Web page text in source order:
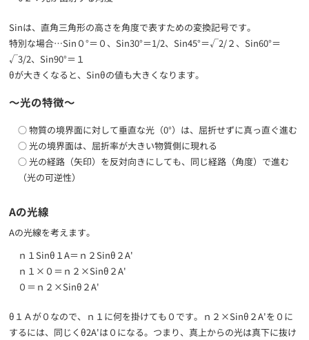
Sinは、直角三角形の高さを角度で表すための変換記号です。
特別な場合…Sin０°＝０、Sin30°＝1/2、Sin45°＝√2/２、Sin60°＝
√3/2、Sin90°＝１
θが大きくなると、Sinθの値も大きくなります。
～光の特徴～
○ 物質の境界面に対して垂直な光（0°）は、屈折せずに真っ直ぐ進む
○ 光の境界面は、屈折率が大きい物質側に現れる
○ 光の経路（矢印）を反対向きにしても、同じ経路（角度）で進む
（光の可逆性）
Aの光線
Aの光線を考えます。
ｎ１Sinθ１A＝ｎ２Sinθ２A'
ｎ１×０＝ｎ２×Sinθ２A'
０＝ｎ２×Sinθ２A'
θ１Ａが０なので、ｎ１に何を掛けても０です。ｎ２×Sinθ２A'を０に
するには、同じくθ2A'は０になる。つまり、真上からの光は真下に抜け